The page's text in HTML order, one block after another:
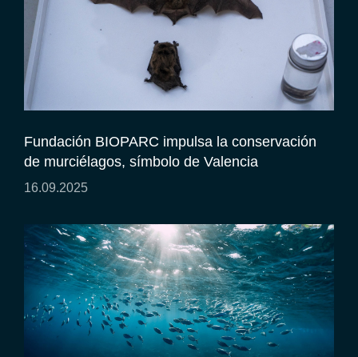
Fundación BIOPARC impulsa la conservación
de murciélagos, símbolo de Valencia
16.09.2025